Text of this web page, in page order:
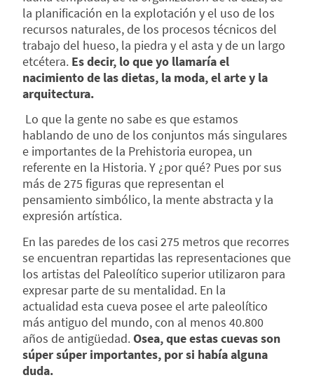
la planificación en la explotación y el uso de los
recursos naturales, de los procesos técnicos del
trabajo del hueso, la piedra y el asta y de un largo
etcétera. Es decir, lo que yo llamaría el
nacimiento de las dietas, la moda, el arte y la
arquitectura.
Lo que la gente no sabe es que estamos
hablando de uno de los conjuntos más singulares
e importantes de la Prehistoria europea, un
referente en la Historia. Y ¿por qué? Pues por sus
más de 275 figuras que representan el
pensamiento simbólico, la mente abstracta y la
expresión artística.
En las paredes de los casi 275 metros que recorres
se encuentran repartidas las representaciones que
los artistas del Paleolítico superior utilizaron para
expresar parte de su mentalidad. En la
actualidad esta cueva posee el arte paleolítico
más antiguo del mundo, con al menos 40.800
años de antigüedad.Osea, que estas cuevas son
súper súper importantes, por si había alguna
duda.